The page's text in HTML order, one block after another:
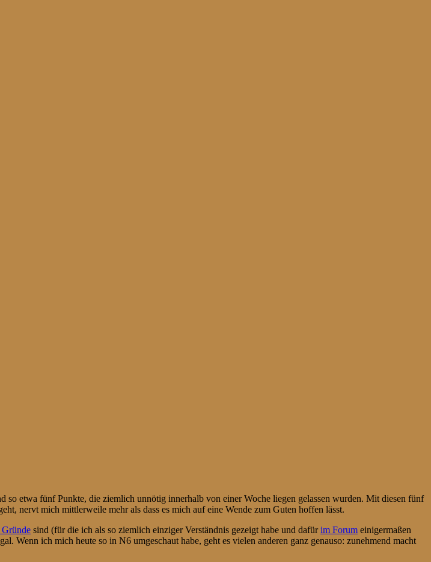
so etwa fünf Punkte, die ziemlich unnötig innerhalb von einer Woche liegen gelassen wurden. Mit diesen fünf
nervt mich mittlerweile mehr als dass es mich auf eine Wende zum Guten hoffen lässt.
sind (für die ich als so ziemlich einziger Verständnis gezeigt habe und dafürim Forum einigermaßen
Wenn ich mich heute so in N6 umgeschaut habe, geht es vielen anderen ganz genauso: zunehmend macht